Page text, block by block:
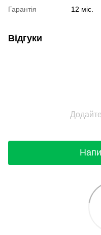
Гарантія
12 міс.
Відгуки